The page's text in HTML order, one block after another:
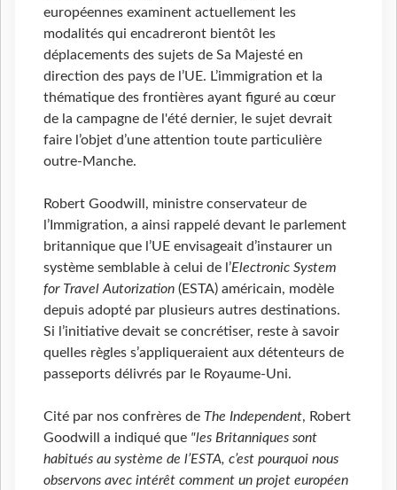
européennes examinent actuellement les
modalités qui encadreront bientôt les
déplacements des sujets de Sa Majesté en
direction des pays de l’UE. L’immigration et la
thématique des frontières ayant figuré au cœur
de la campagne de l'été dernier, le sujet devrait
faire l’objet d’une attention toute particulière
outre-Manche.
Robert Goodwill, ministre conservateur de
l’Immigration, a ainsi rappelé devant le parlement
britannique que l’UE envisageait d’instaurer un
système semblable à celui de l’Electronic System
for Travel Autorization (ESTA) américain, modèle
depuis adopté par plusieurs autres destinations.
Si l’initiative devait se concrétiser, reste à savoir
quelles règles s’appliqueraient aux détenteurs de
passeports délivrés par le Royaume-Uni.
Cité par nos confrères de The Independent, Robert
Goodwill a indiqué que "les Britanniques sont
habitués au système de l’ESTA, c’est pourquoi nous
observons avec intérêt comment un projet européen